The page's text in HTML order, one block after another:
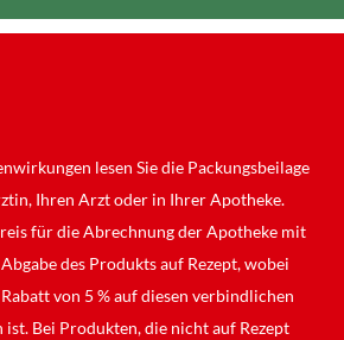
lesen Sie die Packungsbeilage
Ihren Arzt oder in Ihrer Apotheke.
für die Abrechnung der Apotheke mit
des Produkts auf Rezept, wobei
von 5 % auf diesen verbindlichen
ist. Bei Produkten, die nicht auf Rezept